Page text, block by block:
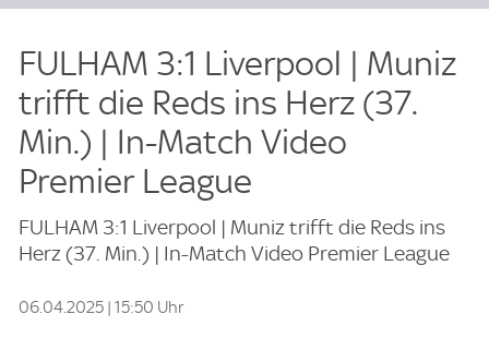
FULHAM 3:1 Liverpool | Muniz
trifft die Reds ins Herz (37.
Min.) | In-Match Video
Premier League
FULHAM 3:1 Liverpool | Muniz trifft die Reds ins
Herz (37. Min.) | In-Match Video Premier League
06.04.2025 | 15:50 Uhr